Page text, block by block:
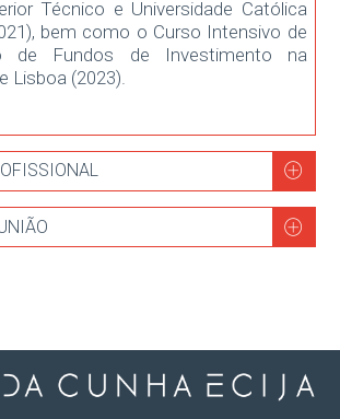
Técnico e Universidade Católica
bem como o Curso Intensivo de
de Fundos de Investimento na
Lisboa (2023).
Curso Intensivo de
de Fundos de Investimento,
pelo Centro de Investigação de